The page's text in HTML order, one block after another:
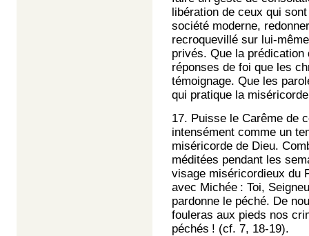
libération de ceux qui
société moderne,
recroquevillé sur lui-
privés. Que la
réponses de foi que les
témoignage. Que les
qui pratique la
17. Puisse le Carême de
intensément comme un
miséricorde de Dieu.
méditées pendant les
visage miséricordieux du
avec Michée : Toi,
pardonne le péché. De
fouleras aux pieds nos
péchés ! (cf. 7, 18-19).